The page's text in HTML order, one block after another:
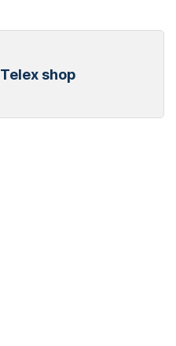
Telex shop